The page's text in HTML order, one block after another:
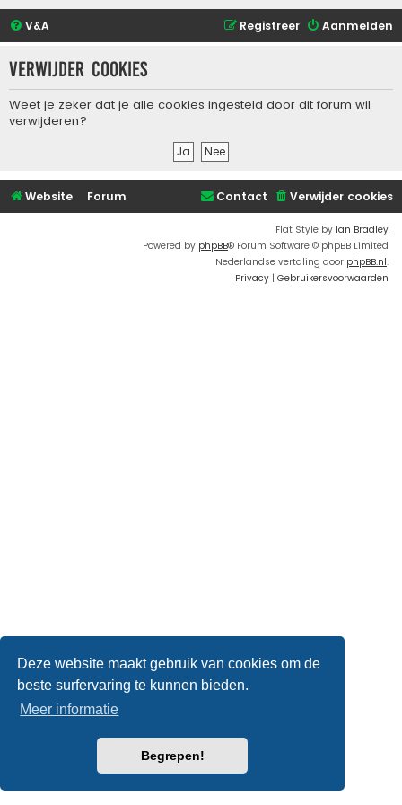
Deze website maakt gebruik van cookies om de
beste surfervaring te kunnen bieden.
Meer informatie
Begrepen!
V&A Aanmelden
Registreer
Verwijder cookies
Weet je zeker dat je alle cookies ingesteld door dit forum wil
verwijderen?
Website Forum Verwijder cookies
Contact
Flat Style by Ian Bradley
Powered by phpBB® Forum Software © phpBB Limited
Nederlandse vertaling door phpBB.nl.
Privacy | Gebruikersvoorwaarden